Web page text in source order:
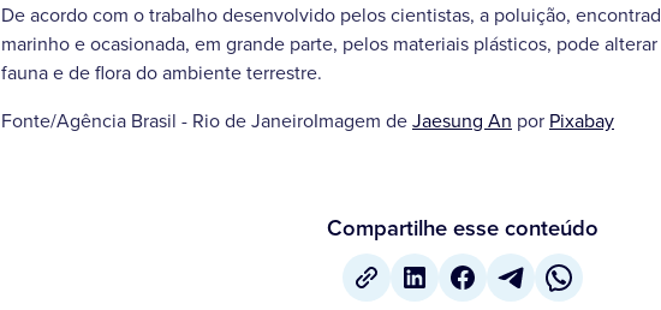
De acordo com o trabalho desenvolvido pelos cientistas, a poluição,
marinho e ocasionada, em grande parte, pelos materiais plásticos, pode
fauna e de flora do ambiente terrestre.
Fonte/Agência Brasil - Rio de JaneiroImagem deJaesung An por Pixabay
Compartilhe esse conteúdo